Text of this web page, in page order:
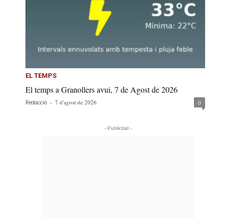
EL TEMPS
El temps a Granollers avui, 7 de Agost de 2026
Redacció - 7 d'agost de 2026 0
- Publicitat -